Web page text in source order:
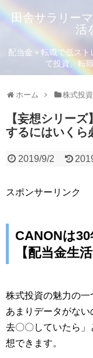
田舎サラリー
活
配当金＋転職で低ス
て投資、転
ホーム 株式投資
【妄想シリー
するにはいくら
2019/9/2
スポンサーリンク
CANONは
【配当金生活
株式投資の魅力の
あまりデータがな
去〇〇していたら
想できます。